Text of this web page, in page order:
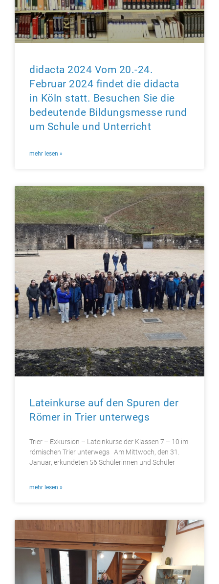
didacta 2024 Vom 20.-24.
Februar 2024 findet die didacta
in Köln statt. Besuchen Sie die
bedeutende Bildungsmesse rund
um Schule und Unterricht
mehr lesen »
Lateinkurse auf den Spuren der
Römer in Trier unterwegs
Trier – Exkursion – Lateinkurse der Klassen 7 – 10 im
römischen Trier unterwegs Am Mittwoch, den 31.
Januar, erkundeten 56 Schülerinnen und Schüler
mehr lesen »